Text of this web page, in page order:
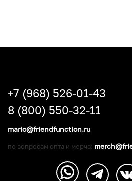
+7 (968) 526-01-43
8 (800) 550-32-11
mario@friendfunction.ru
по вопросам опта и мерча: